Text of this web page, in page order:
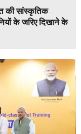
की सांस्कृतिक
के जरिए दिखाने के